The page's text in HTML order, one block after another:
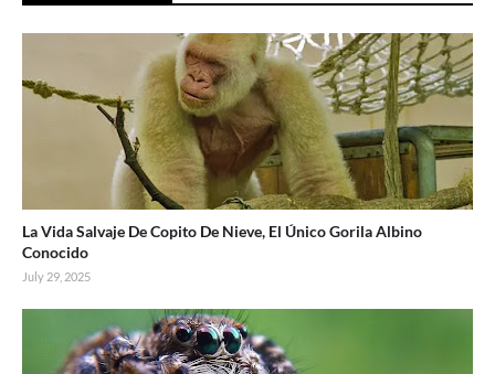
La Vida Salvaje De Copito De Nieve, El Único Gorila Albino
Conocido
July 29, 2025